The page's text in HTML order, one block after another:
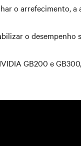
o arrefecimento, a
o desempenho
GB200 e